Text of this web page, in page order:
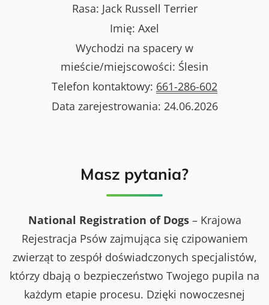
Rasa: Jack Russell Terrier
Imię: Axel
Wychodzi na spacery w
mieście/miejscowości: Ślesin
Telefon kontaktowy: 661-286-602
Data zarejestrowania: 24.06.2026
Masz pytania?
National Registration of Dogs– Krajowa
Rejestracja Psów zajmująca się czipowaniem
zwierząt to zespół doświadczonych specjalistów,
którzy dbają o bezpieczeństwo Twojego pupila na
każdym etapie procesu. Dzięki nowoczesnej